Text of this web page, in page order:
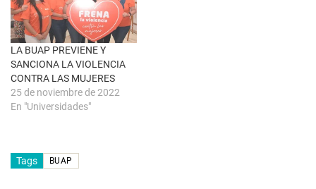
v
e
n
t
a
n
a
n
u
e
v
a
)
LA BUAP PREVIENE Y
SANCIONA LA VIOLENCIA
CONTRA LAS MUJERES
25 de noviembre de 2022
En "Universidades"
Tags BUAP